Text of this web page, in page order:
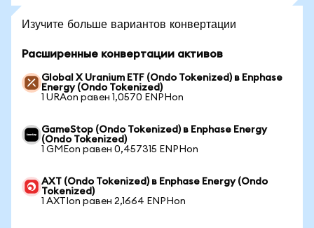
Изучите больше вариантов конвертации
Расширенные конвертации активов
Global X Uranium ETF (Ondo Tokenized) в Enphase
Energy (Ondo Tokenized)
1 URAon равен 1,0570 ENPHon
GameStop (Ondo Tokenized) в Enphase Energy
(Ondo Tokenized)
1 GMEon равен 0,457315 ENPHon
AXT (Ondo Tokenized) в Enphase Energy (Ondo
Tokenized)
1 AXTIon равен 2,1664 ENPHon